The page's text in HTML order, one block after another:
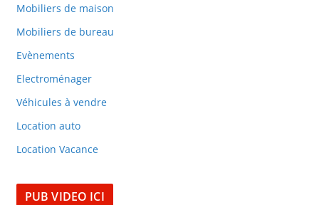
Mobiliers de maison
Mobiliers de bureau
Evènements
Electroménager
Véhicules à vendre
Location auto
Location Vacance
PUB VIDEO ICI